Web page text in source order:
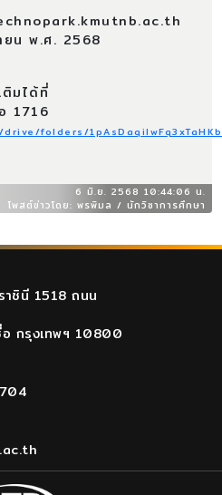
ยน พ.ศ. 2568
ติมได้ที่
1716
folders/
6 มิ.ย. 2568 10:44:06 น.
โพสต์ข่าวโดย: พรพิมล / นักวิชาการศึกษา
าชินี 1518 ถนน
อ กรุงเทพฯ 10800